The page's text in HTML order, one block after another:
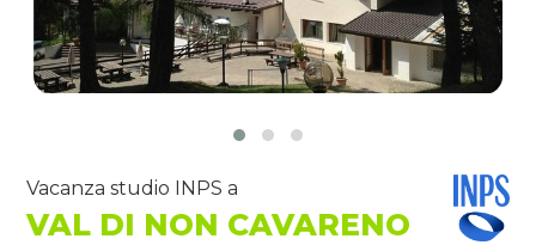
Vacanza studio INPS a
VAL DI NON CAVARENO